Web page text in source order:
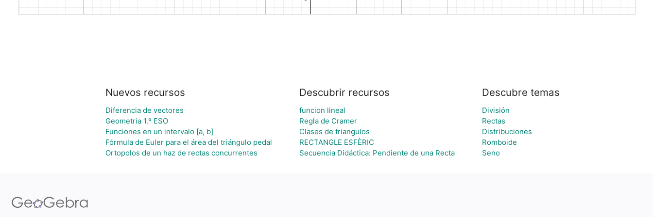
Nuevos recursos
Diferencia de vectores
Geometría 1.º ESO
Funciones en un intervalo [a, b]
Fórmula de Euler para el área del triángulo pedal
Ortopolos de un haz de rectas concurrentes
Descubrir recursos
funcion lineal
Regla de Cramer
Clases de triangulos
RECTANGLE ESFÈRIC
Secuencia Didáctica: Pendiente de una Recta
Descubre temas
División
Rectas
Distribuciones
Romboide
Seno